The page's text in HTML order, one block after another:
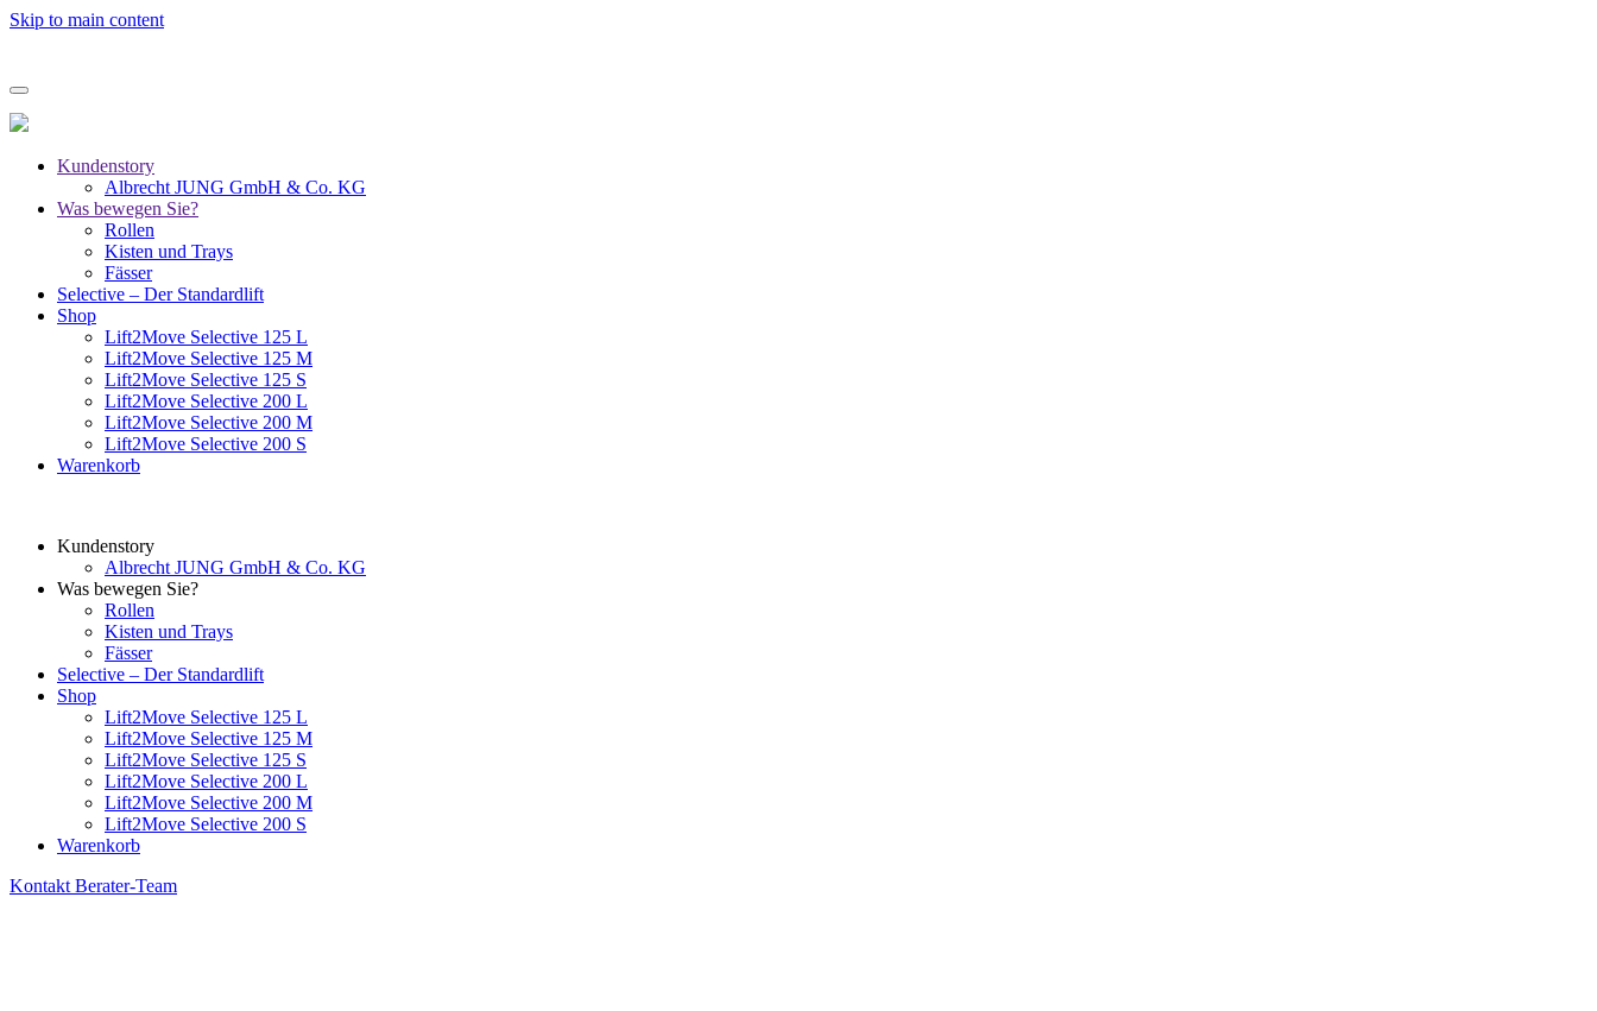
Skip to main content
Kundenstory
Albrecht JUNG GmbH & Co. KG
Was bewegen Sie?
Rollen
Kisten und Trays
Fässer
Selective – Der Standardlift
Shop
Lift2Move Selective 125 L
Lift2Move Selective 125 M
Lift2Move Selective 125 S
Lift2Move Selective 200 L
Lift2Move Selective 200 M
Lift2Move Selective 200 S
Warenkorb
Kundenstory
Albrecht JUNG GmbH & Co. KG
Was bewegen Sie?
Rollen
Kisten und Trays
Fässer
Selective – Der Standardlift
Shop
Lift2Move Selective 125 L
Lift2Move Selective 125 M
Lift2Move Selective 125 S
Lift2Move Selective 200 L
Lift2Move Selective 200 M
Lift2Move Selective 200 S
Warenkorb
Kontakt Berater-Team